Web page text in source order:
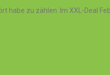
habe zu zählen. Im XXL-Deal